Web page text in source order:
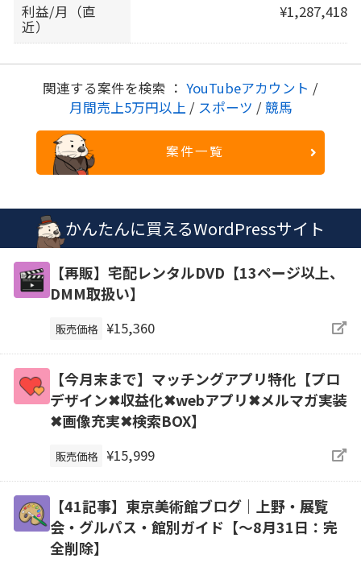
利益/月（直
近）
¥1,287,418
関連する案件を検索 ： YouTubeアカウント /
月間売上5万円以上 / スポーツ / 競馬
案件一覧
かんたんに買えるWordPressサイト
【再販】宅配レンタルDVD【13ページ以上、
DMM取扱い】
販売価格 ¥15,360
【今月末まで】マッチングアプリ特化【プロ
デザイン✖収益化✖webアプリ✖メルマガ実装
✖画像充実✖検索BOX】
販売価格 ¥15,999
【41記事】東京美術館ブログ｜上野・展覧
会・グルパス・館別ガイド【～8月31日：完
全削除】